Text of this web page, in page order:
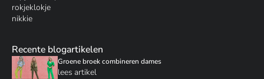
rokjeklokje
nikkie
Recente blogartikelen
Groene broek combineren dames
lees artikel